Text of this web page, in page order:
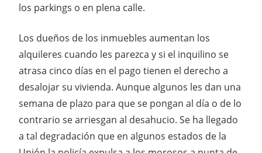
los parkings o en plena calle.
Los dueños de los inmuebles aumentan los
alquileres cuando les parezca y si el inquilino se
atrasa cinco días en el pago tienen el derecho a
desalojar su vivienda. Aunque algunos les dan una
semana de plazo para que se pongan al día o de lo
contrario se arriesgan al desahucio. Se ha llegado
a tal degradación que en algunos estados de la